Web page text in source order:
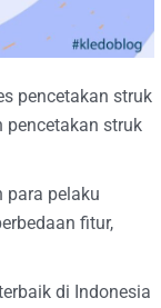
pencetakan struk
pencetakan struk
para pelaku
fitur,
di Indonesia